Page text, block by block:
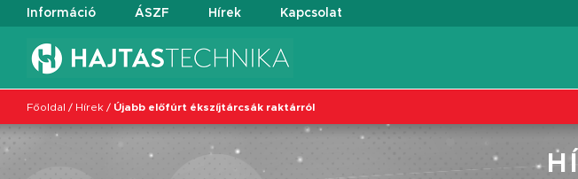
Információ ÁSZF Hírek Kapcsolat
Főoldal / Hírek / Újabb előfúrt ékszíjtárcsák raktárról